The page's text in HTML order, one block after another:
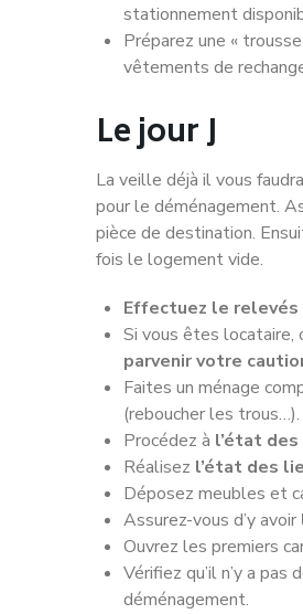
stationnement
Préparez une «
vêtements de
Le jour J
La veille déjà il vous faudra
pour le déménagement.
pièce de destination.
fois le logement vide.
Effectuez le
Si vous êtes locataire,
parvenir votre
Faites un ménage
(reboucher les trous…).
Procédez à l’état
Réalisez l’état des
Déposez meubles et
Assurez-vous d’y avoir
Ouvrez les premiers
Vérifiez qu’il n’y a
déménagement.